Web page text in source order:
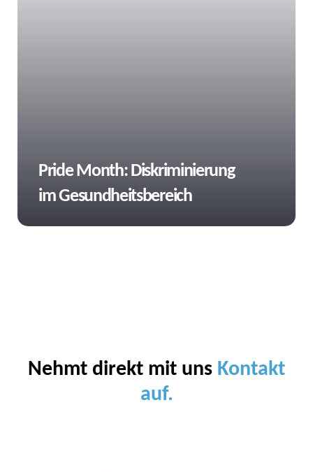
Pride Month: Diskriminierung
im Gesundheitsbereich
Nehmt direkt mit uns Kontakt
auf.